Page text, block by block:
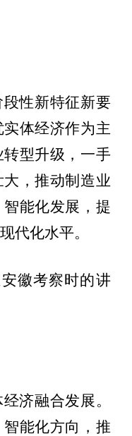
性新特征新要
体经济作为主
型升级，一手
，推动制造业
能化发展，提
代化水平。
安徽考察时的讲
济融合发展。
能化方向，推